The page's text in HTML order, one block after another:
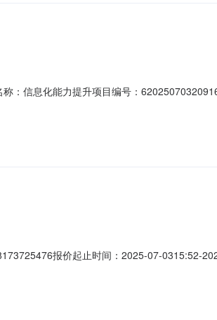
：信息化能力提升项目编号：
雄18973736279采购单
报价起止时间：2025-07-0315:52-
需求:详见附件;次要参数要求:1项3